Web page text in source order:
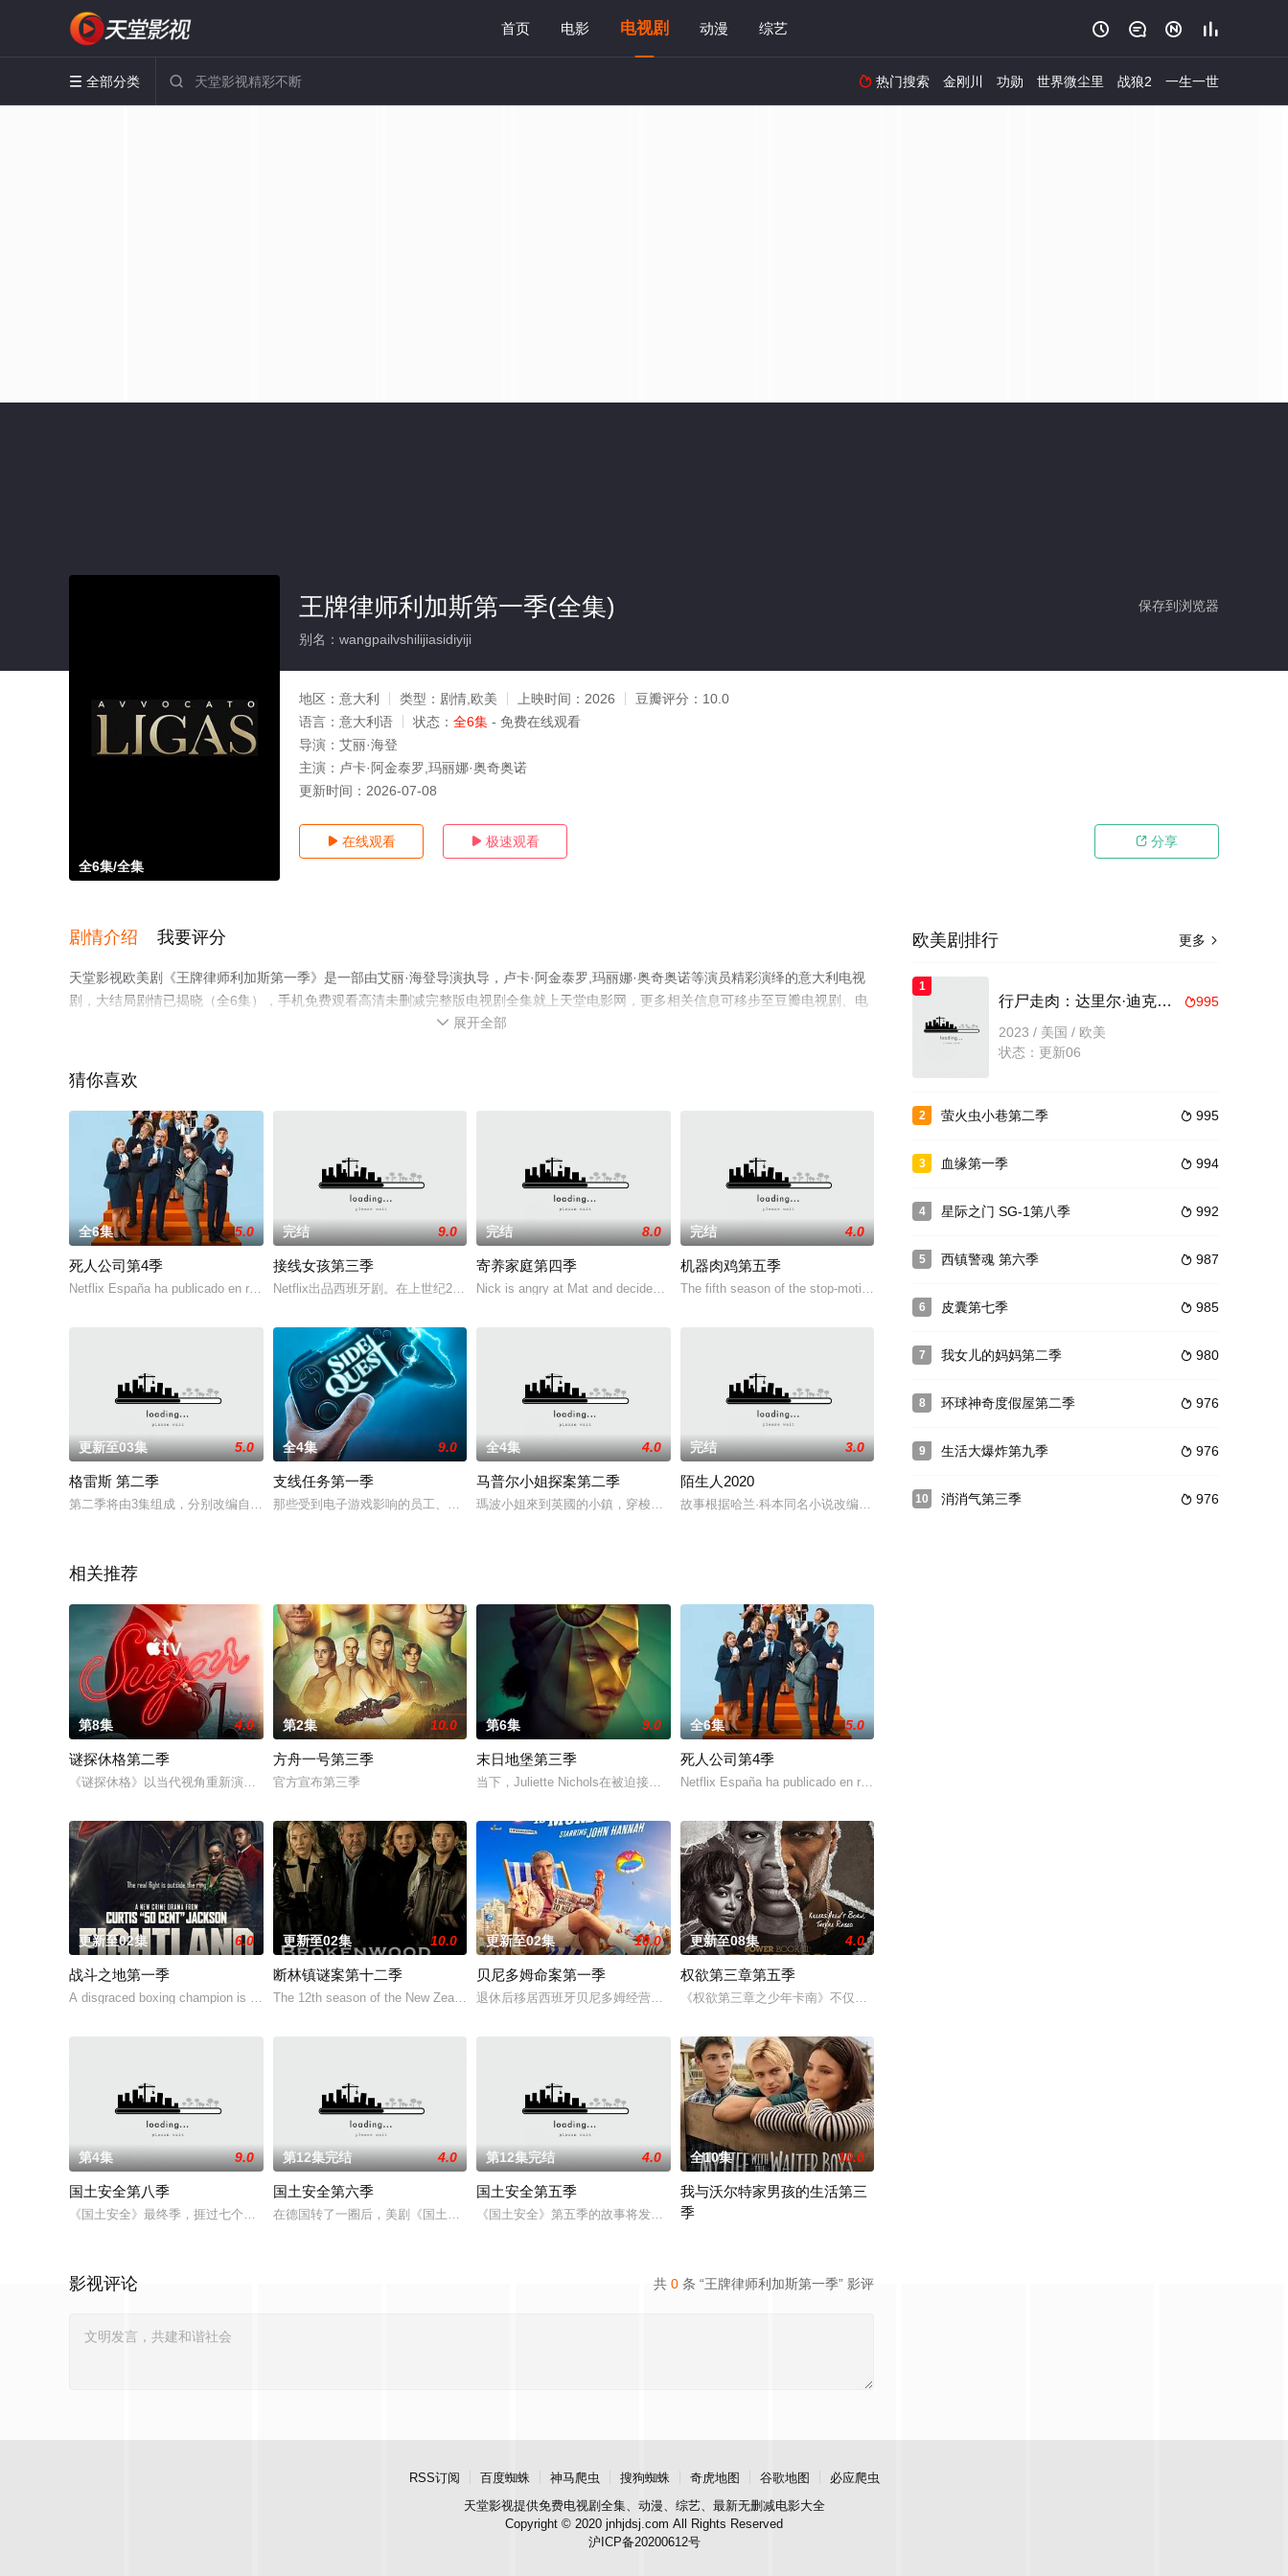
首页 电影 电视剧 动漫 综艺    
 全部分类   热门搜索 金刚川 功勋 世界微尘里 战狼2 一生一世
全6集/全集
保存到浏览器
王牌律师利加斯第一季(全集)
别名：wangpailvshilijiasidiyiji
地区： 意大利 类型： 剧情,欧美 上映时间： 2026 豆瓣评分： 10.0
语言： 意大利语 状态： 全6集 - 免费在线观看
导演： 艾丽·海登
主演： 卢卡·阿金泰罗,玛丽娜·奥奇奥诺
更新时间： 2026-07-08
 在线观看  极速观看  分享
剧情介绍 我要评分
天堂影视欧美剧《王牌律师利加斯第一季》是一部由艾丽·海登导演执导，卢卡·阿金泰罗,玛丽娜·奥奇奥诺等演员精彩演绎的意大利电视
剧，大结局剧情已揭晓（全6集），手机免费观看高清未删减完整版电视剧全集就上天堂电影网，更多相关信息可移步至豆瓣电视剧、电
 展开全部
猜你喜欢
全6集 5.0
死人公司第4季
Netflix España ha publicado en redes sociales una foto en el set de maquilla
完结 9.0
接线女孩第三季
Netflix出品西班牙剧。在上世纪20年代的马德里，国家电话公司的四位女士在一通通电话中应对着爱情、友谊和现代职场的挑战，迎接新的变革。演员演技颜值不
完结 8.0
寄养家庭第四季
Nick is angry at Mat and decides to start shooting at the school. During the
完结 4.0
机器肉鸡第五季
The fifth season of the stop-motion television series Robot Chicken original
更新至03集 5.0
格雷斯 第二季
第二季将由3集组成，分别改编自原著系列中的《Not Dead Enough》《Dead Man’s Footsteps》《Dead Tomorrow》。
全4集 9.0
支线任务第一季
那些受到电子游戏影响的员工、玩家和粉丝的生活。
全4集 4.0
马普尔小姐探案第二季
瑪波小姐來到英國的小鎮，穿梭於過去與現在，為富家小姐Gwenda破解一個浮現在幻覺中的謎團。Gwenda自從遷到英國一間大屋居住後，就經常
完结 3.0
陌生人2020
故事根据哈兰·科本同名小说改编，讲述亚当·普莱斯(理查德·阿米蒂奇饰)拥有完美的生活，有两个儿子和幸福
相关推荐
第8集 4.0
谜探休格第二季
《谜探休格》以当代视角重新演绎了文学、电影和电视史上最受欢迎且意义重大的题材之一——私家侦探故事。第二季迎来洛杉矶标志性私家侦探兼电影鉴赏家约翰·休格的
第2集 10.0
方舟一号第三季
官方宣布第三季
第6集 9.0
末日地堡第三季
当下，Juliette Nichols在被迫接受“净化”后幸存下来，但记忆却已丧失，而地堡正从叛乱中恢复，并面临着新的危险威胁。过去，记者Helen D
全6集 5.0
死人公司第4季
Netflix España ha publicado en redes sociales una foto en el set de maquilla
更新至02集 6.0
战斗之地第一季
A disgraced boxing champion is released from prison and returns to London to
更新至02集 10.0
断林镇谜案第十二季
The 12th season of the New Zealand drama series “The Brokenwood Mysterie” wi
更新至02集 10.0
贝尼多姆命案第一季
退休后移居西班牙贝尼多姆经营酒吧的英国前刑警，原以为能过上平静生活。然而，当地接连发生游客离奇死亡事件，他不得不重拾侦探本能，与
更新至08集 4.0
权欲第三章第五季
《权欲第三章之少年卡南》不仅讲述了卡南斯塔克的童年故事，而且还将是一部庞大的家庭剧，讲述那些抚
第4集 9.0
国土安全第八季
《国土安全》最终季，捱过七个多月俄罗斯残酷监禁的卡丽·马瑟森日渐康复，但其相关记忆仍旧支离破碎，这对索尔·贝伦森而言是个问题。作为美国新晋总统拉尔夫·华
第12集完结 4.0
国土安全第六季
在德国转了一圈后，美剧《国土安全》第六季的故事将回到美国纽约，在近日举行的TCA冬季会议上，播出单位Showtime的负责人David Nevins透露
第12集完结 4.0
国土安全第五季
《国土安全》第五季的故事将发生在柏林，时间是前一季的两年半之后，Carrie Mathison不再是情报员，而是为一家私营安保企业工作。新一季将
全10集 10.0
我与沃尔特家男孩的生活第三
季
共 0 条 “王牌律师利加斯第一季” 影评
影视评论
更多 
欧美剧排行
1
995
行尸走肉：达里尔·迪克森第一季
2023 / 美国 / 欧美
状态：更新06
2  995
萤火虫小巷第二季
3  994
血缘第一季
4  992
星际之门 SG-1第八季
5  987
西镇警魂 第六季
6  985
皮囊第七季
7  980
我女儿的妈妈第二季
8  976
环球神奇度假屋第二季
9  976
生活大爆炸第九季
10  976
消消气第三季
RSS订阅 百度蜘蛛 神马爬虫 搜狗蜘蛛 奇虎地图 谷歌地图
必应爬虫
天堂影视提供免费电视剧全集、动漫、综艺、最新无删减电影大全
Copyright © 2020 jnhjdsj.com All Rights Reserved
沪ICP备20200612号